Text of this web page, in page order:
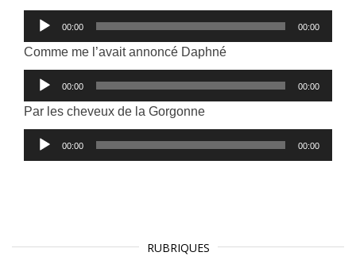
Lecteur
audio
00:00 00:00
Comme me l’avait annoncé Daphné
Lecteur
audio
00:00 00:00
Par les cheveux de la Gorgonne
Lecteur
audio
00:00 00:00
RUBRIQUES